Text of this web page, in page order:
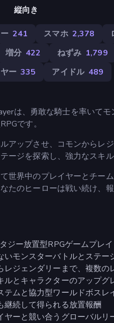
縦向き
241 スマホ 2,378
増分 422 ねずみ 1,799
ー 335 アイドル 489
は、勇敢な騎士を率いて
です。
アップさせ、コモンからレ
ージを探索し、強力なスキ
世界中のプレイヤーとチー
たのヒーローは戦い続け、
ジー放置型RPGゲームプレイ
いモンスターバトルとステー
レジェンダリーまで、複数
ルとキャラクターのアップグ
テムと協力型ワールドボスレ
継続して得られる放置報酬
ヤーと競い合うグローバルリ